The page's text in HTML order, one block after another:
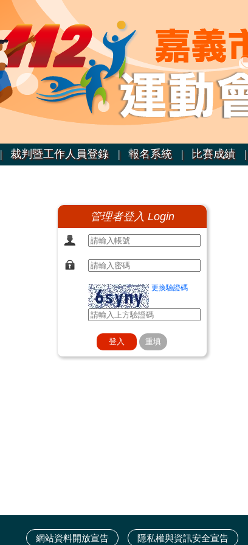
裁判暨工作人員登錄 | 報名系統 | 比賽成績 |
管理者登入 Login
更換驗證碼
網站資料開放宣告 隱私權與資訊安全宣告